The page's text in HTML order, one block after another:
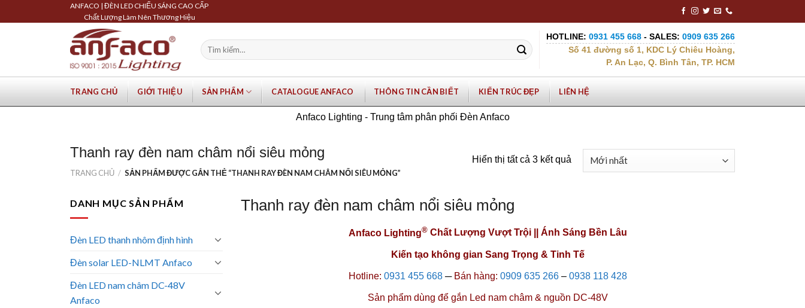
to
ANFACO | ĐÈN LED CHIẾU SÁNG CAO CẤP
Chất Lượng Làm Nên Thương Hiệu
Tìm
kiếm:
HOTLINE: 0931 455 668 - SALES: 0909 635 266
Số 41 đường số 1, KDC Lý Chiêu Hoàng,
P. An Lạc, Q. Bình Tân, TP. HCM
TRANG CHỦ GIỚI THIỆU SẢN PHẨM CATALOGUE ANFACO THÔNG TIN CẦN BIẾT KIẾN TRÚC ĐẸP LIÊN HỆ
Anfaco Lighting - Trung tâm phân phối Đèn Anfaco
Thanh ray đèn nam châm nổi siêu mỏng
TRANG CHỦ / SẢN PHẨM ĐƯỢC GẮN THẺ “THANH RAY ĐÈN NAM CHÂM NỔI SIÊU MỎNG”
Hiển thị tất cả 3 kết quả
DANH MỤC SẢN PHẨM
Đèn LED thanh nhôm định hình
Đèn solar LED-NLMT Anfaco
Đèn LED nam châm DC-48V
Anfaco
Thanh ray đèn nam châm nổi siêu mỏng
Anfaco Lighting® Chất Lượng Vượt Trội || Ánh Sáng Bền Lâu
Kiến tạo không gian Sang Trọng & Tinh Tế
Hotline: 0931 455 668 ─Bán hàng: 0909 635 266 – 0938 118 428
Sản phẩm dùng để gắn Led nam châm & nguồn DC-48V